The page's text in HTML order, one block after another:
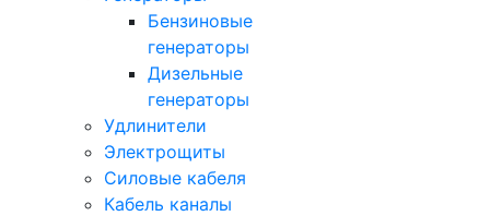
Бензиновые
генераторы
Дизельные
генераторы
Удлинители
Электрощиты
Силовые кабеля
Кабель каналы